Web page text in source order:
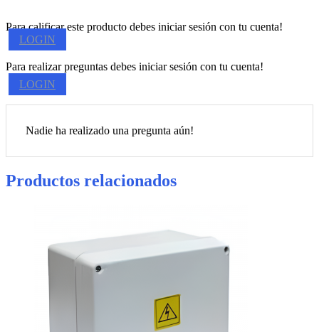
Para calificar este producto debes iniciar sesión con tu cuenta!
LOGIN
Para realizar preguntas debes iniciar sesión con tu cuenta!
LOGIN
Nadie ha realizado una pregunta aún!
Productos relacionados